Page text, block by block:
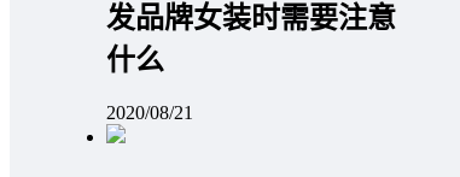
发品牌女装时需要注意
什么
2020/08/21